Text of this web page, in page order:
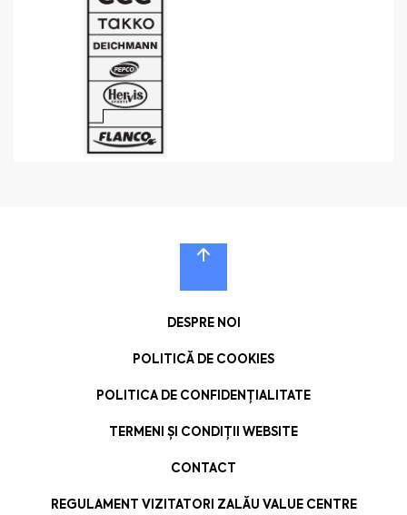
DESPRE NOI
POLITICĂ DE COOKIES
POLITICA DE CONFIDENȚIALITATE
TERMENI ȘI CONDIȚII WEBSITE
CONTACT
REGULAMENT VIZITATORI ZALĂU VALUE CENTRE